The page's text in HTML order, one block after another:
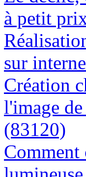
à petit
sur
Création
l'image
(83120)
Comment